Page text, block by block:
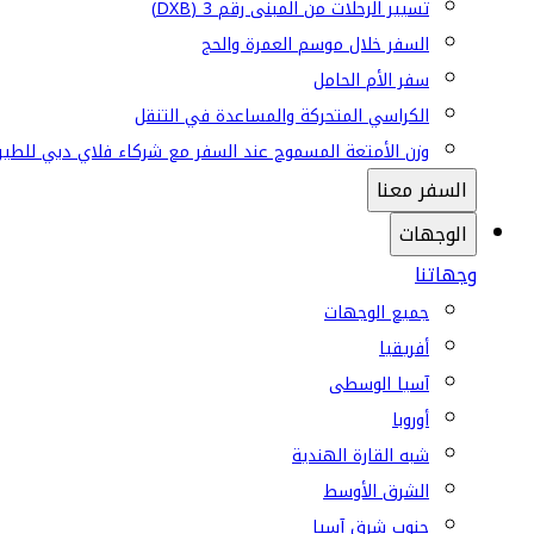
تسيير الرحلات من المبنى رقم 3 (DXB)
السفر خلال موسم العمرة والحج
سفر الأم الحامل
الكراسي المتحركة والمساعدة في التنقل
وزن الأمتعة المسموح عند السفر مع شركاء فلاي دبي
السفر معنا
الوجهات
وجهاتنا
جميع الوجهات
أفريقيا
آسيا الوسطى
أوروبا
شبه القارة الهندية
الشرق الأوسط
جنوب شرق آسيا